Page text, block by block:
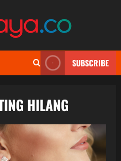
SUBSCRIBE
HILANG